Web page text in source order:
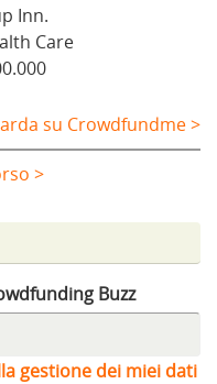
Inn.
Care
su Crowdfundme >
>
Buzz
gestione dei miei dati